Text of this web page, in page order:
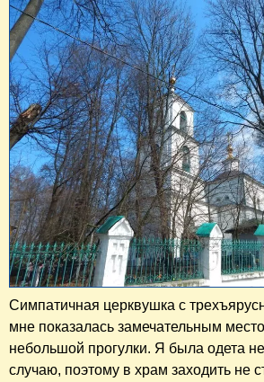
Симпатичная церквушка с
мне показалась замечательным
небольшой прогулки. Я была одета
случаю, поэтому в храм заходить не